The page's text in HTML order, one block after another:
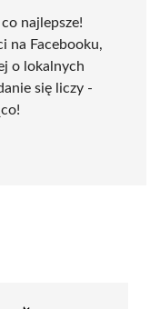
najlepsze!
na Facebooku,
o lokalnych
się liczy -